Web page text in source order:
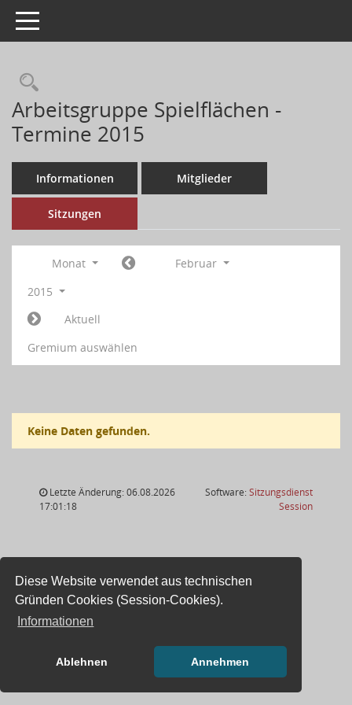
Diese Website verwendet aus technischen
Gründen Cookies (Session-Cookies).
Informationen
Ablehnen Annehmen
Toggle navigation
Arbeitsgruppe Spielflächen -
Termine 2015
Informationen Mitglieder
Sitzungen
Monat
Februar
2015
Aktuell
Gremium auswählen
Keine Daten gefunden.
Letzte Änderung: 06.08.2026
17:01:18
Software:Sitzungsdienst
Session(Wird in